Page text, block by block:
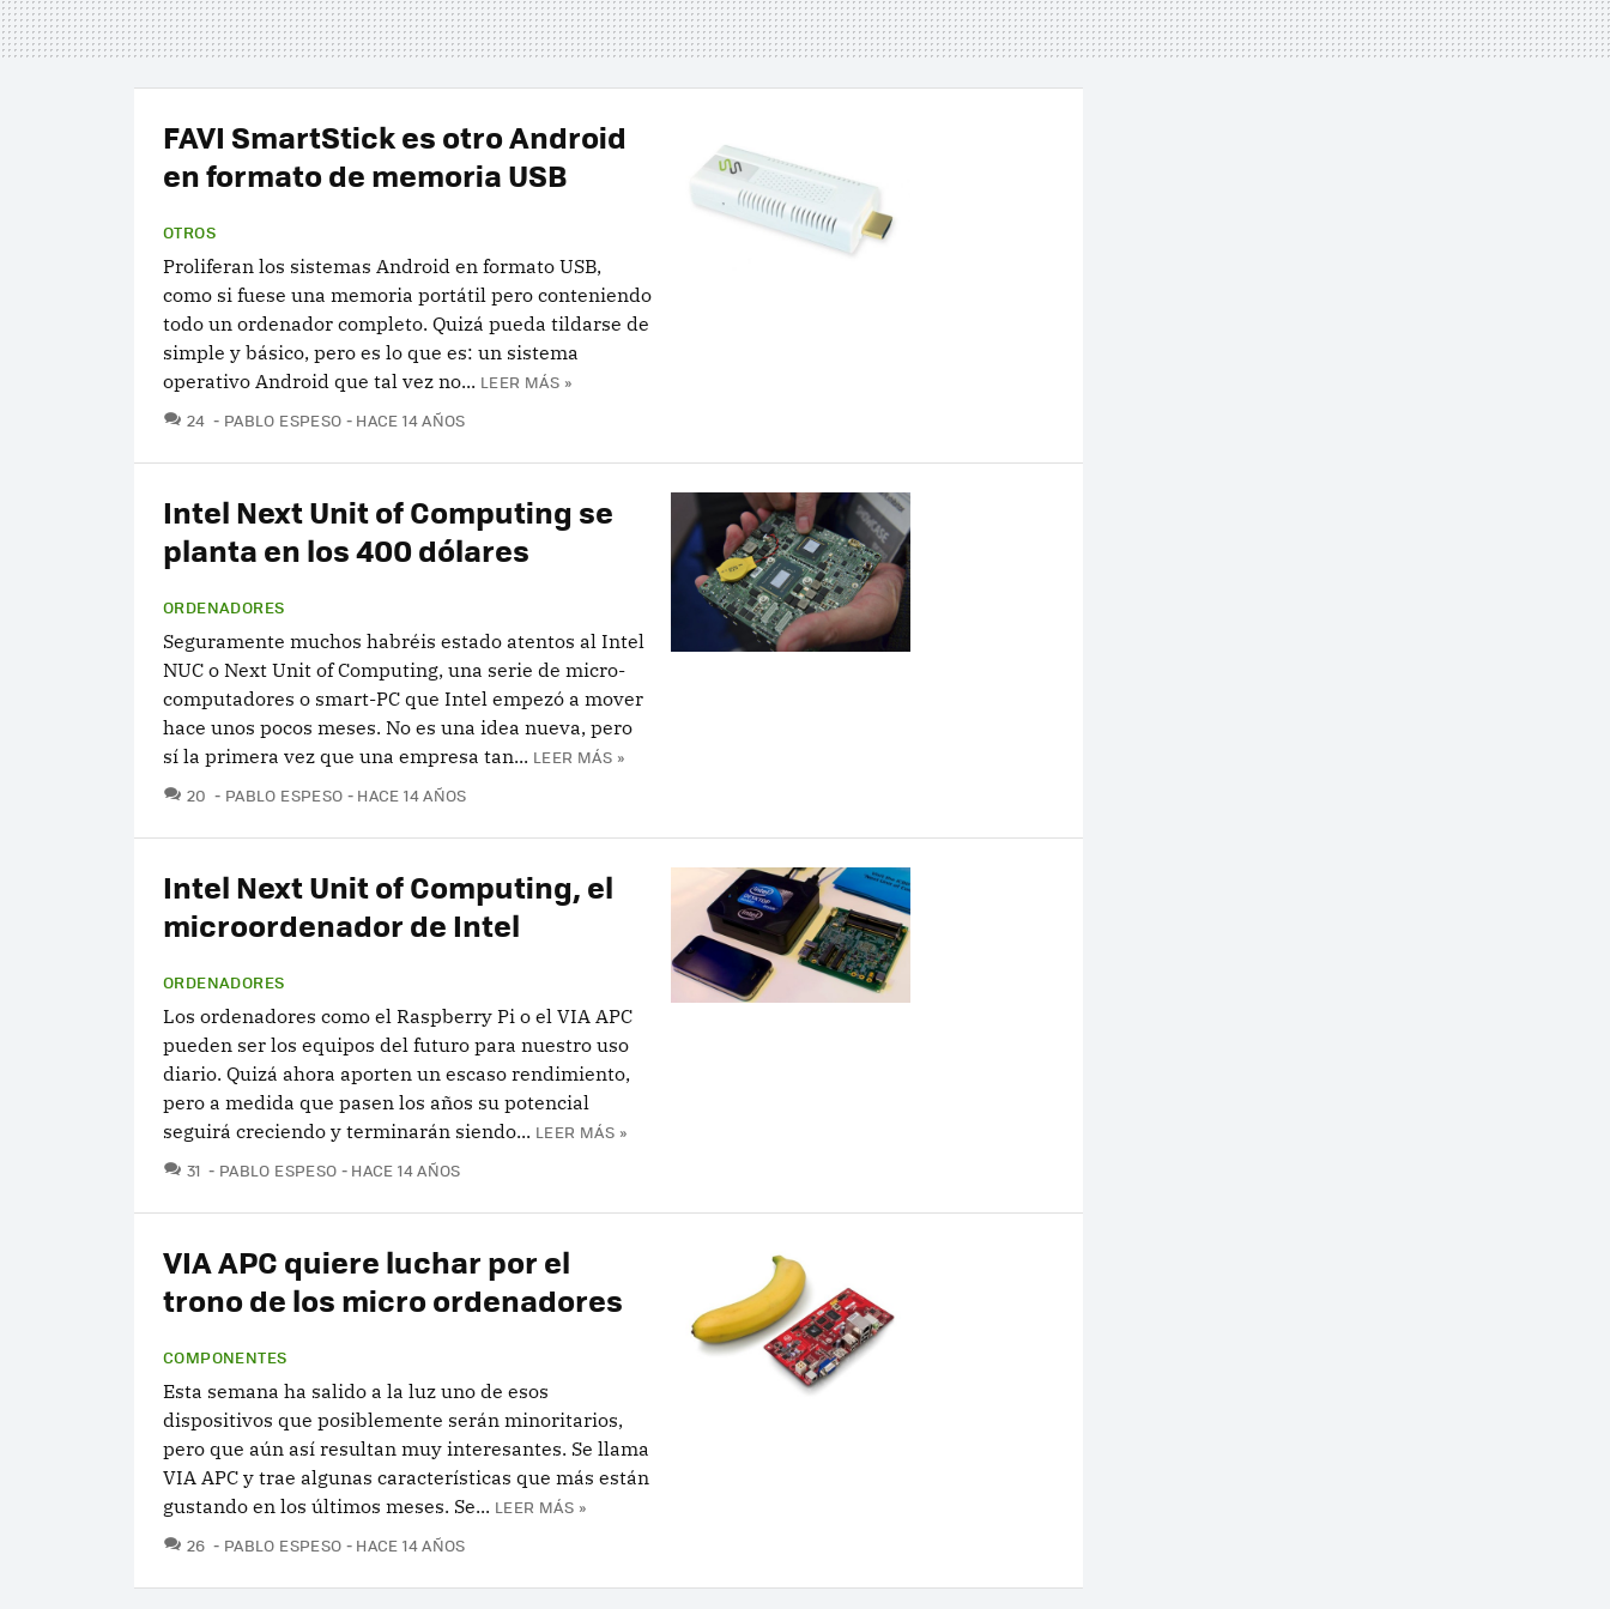
FAVI SmartStick es otro Android
en formato de memoria USB
OTROS
Proliferan los sistemas Android en formato USB,
como si fuese una memoria portátil pero conteniendo
todo un ordenador completo. Quizá pueda tildarse de
simple y básico, pero es lo que es: un sistema
operativo Android que tal vez no... LEER MÁS »
24 COMENTARIOS
PABLO ESPESO HACE 14 AÑOS
Intel Next Unit of Computing se
planta en los 400 dólares
ORDENADORES
Seguramente muchos habréis estado atentos al Intel
NUC o Next Unit of Computing, una serie de micro-
computadores o smart-PC que Intel empezó a mover
hace unos pocos meses. No es una idea nueva, pero
sí la primera vez que una empresa tan... LEER MÁS »
20 COMENTARIOS
PABLO ESPESO HACE 14 AÑOS
Intel Next Unit of Computing, el
microordenador de Intel
ORDENADORES
Los ordenadores como el Raspberry Pi o el VIA APC
pueden ser los equipos del futuro para nuestro uso
diario. Quizá ahora aporten un escaso rendimiento,
pero a medida que pasen los años su potencial
seguirá creciendo y terminarán siendo... LEER MÁS »
31 COMENTARIOS
PABLO ESPESO HACE 14 AÑOS
VIA APC quiere luchar por el
trono de los micro ordenadores
COMPONENTES
Esta semana ha salido a la luz uno de esos
dispositivos que posiblemente serán minoritarios,
pero que aún así resultan muy interesantes. Se llama
VIA APC y trae algunas características que más están
gustando en los últimos meses. Se... LEER MÁS »
26 COMENTARIOS
PABLO ESPESO HACE 14 AÑOS